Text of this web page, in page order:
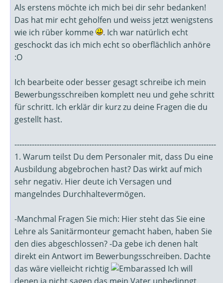
Als erstens möchte ich mich bei dir sehr bedanken!
Das hat mir echt geholfen und weiss jetzt wenigstens
wie ich rüber komme
. Ich war natürlich echt
geschockt das ich mich echt so oberflächlich anhöre
:O
Ich bearbeite oder besser gesagt schreibe ich mein
Bewerbungsschreiben komplett neu und gehe schritt
für schritt. Ich erklär dir kurz zu deine Fragen die du
gestellt hast.
---------------------------------------------------------------------------------
1. Warum teilst Du dem Personaler mit, dass Du eine
Ausbildung abgebrochen hast? Das wirkt auf mich
sehr negativ. Hier deute ich Versagen und
mangelndes Durchhaltevermögen.
-Manchmal Fragen Sie mich: Hier steht das Sie eine
Lehre als Sanitärmonteur gemacht haben, haben Sie
den dies abgeschlossen? -Da gebe ich denen halt
direkt ein Antwort im Bewerbungsschreiben. Dachte
das wäre vielleicht richtig
Ich will